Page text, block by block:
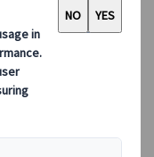
ケーション
ーション